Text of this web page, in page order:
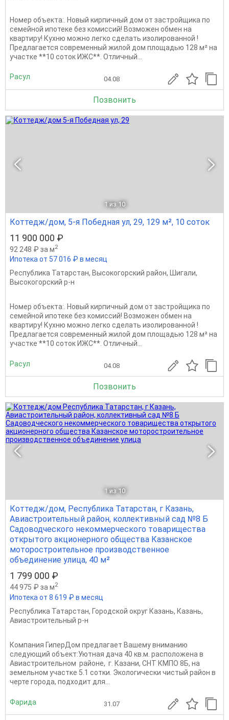
Номер объекта:. Новый кирпичный дом от застройщика по
семейной ипотеке без комиссий! Возможен обмен на
квартиру! Кухню можно легко сделать изолированной !
Предлагается современный жилой дом площадью 128 м² на
участке **10 соток ИЖС**. Отличный...
Расул 04.08
Позвонить
1 из 10
Коттедж/дом, 5-я Победная ул, 29, 129 м², 10 соток
11 900 000 ₽
92 248 ₽ за м2
Ипотека от 57 016 ₽ в месяц
Республика Татарстан, Высокогорский район, Шигали,
Высокогорский р-н
Номер объекта:. Новый кирпичный дом от застройщика по
семейной ипотеке без комиссий! Возможен обмен на
квартиру! Кухню можно легко сделать изолированной !
Предлагается современный жилой дом площадью 128 м² на
участке **10 соток ИЖС**. Отличный...
Расул 04.08
Позвонить
1 из 10
Коттедж/дом, Республика Татарстан, г Казань,
Авиастроительный район, коллективный сад №8 Б
Садоводческого некоммерческого товарищества
открытого акционерного общества Казанское
моторостроительное производственное
объединение улица, 40 м²
1 799 000 ₽
44 975 ₽ за м2
Ипотека от 8 619 ₽ в месяц
Республика Татарстан, Городской округ Казань, Казань,
Авиастроительный р-н
Компания ГиперДом предлагает Вашему вниманию
следующий объект:Уютная дача 40 кв.м. расположена в
Авиастроительном районе, г. Казани, СНТ КМПО 8Б, на
земельном участке 5.1 сотки. Экологически чистый район в
черте города, подходит для...
Фарида 31.07